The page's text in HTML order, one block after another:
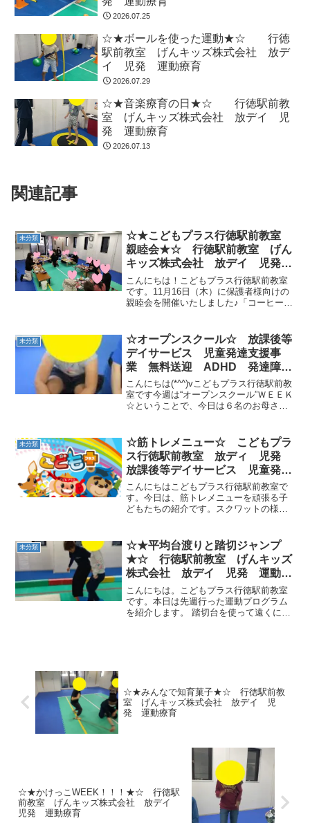
2026.07.25
☆★ボールを使った運動★☆ 行徳
駅前教室 げんキッズ株式会社 放デ
イ 児発 運動療育
2026.07.29
☆★音楽療育の日★☆ 行徳駅前教
室 げんキッズ株式会社 放デイ 児
発 運動療育
2026.07.13
関連記事
未分類
☆★こどもプラス行徳駅前教室
親睦会★☆ 行徳駅前教室 げん
キッズ株式会社 放デイ 児発
運動療育
こんにちは！こどもプラス行徳駅前教室
です。11月16日（木）に保護者様向けの
親睦会を開催いたしました♪「コーヒー☕
きフラワーアレンジメントの先生をお呼
びして保護者様方と...
未分類
☆オープンスクール☆ 放課後等
デイサービス 児童発達支援事
業 無料送迎 ADHD 発達障
害 運動療育 行徳 行徳駅前
南行徳 妙典 市川市
こんにちは(*^^)vこどもプラス行徳駅前教
室です今週は“オープンスクール”ＷＥＥＫ
☆ということで、今日は６名のお母さん
ちょっと違う雰囲気に、子供たちもスタ
ッフもちょ...
未分類
☆筋トレメニュー☆ こどもプラ
ス行徳駅前教室 放ディ 児発
放課後等デイサービス 児童発達
支援事業 無料送迎 発達障
害 運動療育 行徳 行徳駅前
南行徳 妙典 市川市
こんにちはこどもプラス行徳駅前教室で
す。今日は、筋トレメニューを頑張る子
どもたちの紹介です。スクワットの様子
スの様子「見てみて！一人で出来る
よ！」みんな、サマになってい...
未分類
☆★平均台渡りと踏切ジャンプ
★☆ 行徳駅前教室 げんキッズ
株式会社 放デイ 児発 運動療
育
こんにちは。こどもプラス行徳駅前教室
です。本日は先週行った運動プログラム
を紹介します。 踏切台を使って遠くにジ
☆★みんなで知育菓子★☆ 行徳駅前教
室 げんキッズ株式会社 放デイ 児
発 運動療育
☆★かけっこWEEK！！！★☆ 行徳駅
前教室 げんキッズ株式会社 放デイ
児発 運動療育